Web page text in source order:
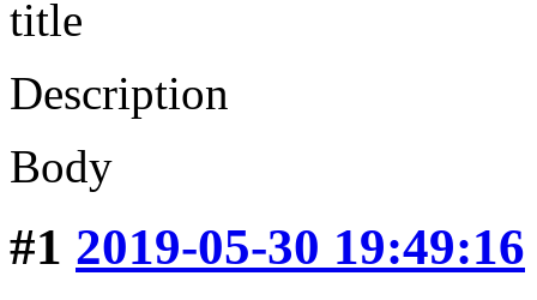
title
Description
Body
#1 2019-05-30 19:49:16